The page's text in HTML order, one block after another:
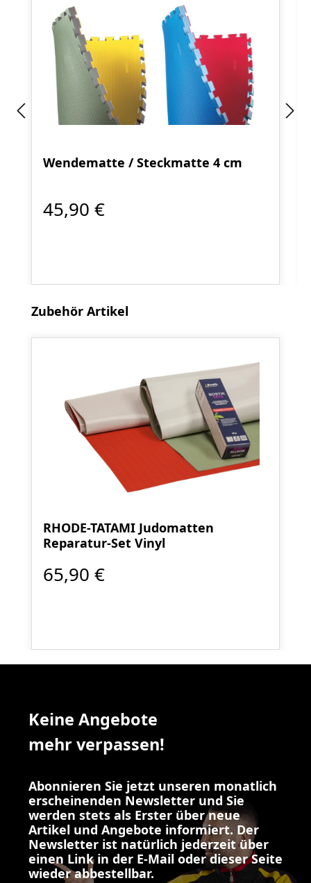
Wendematte / Steckmatte 4 cm
45,90 €
Produktgalerie überspringen
Zubehör Artikel
RHODE-TATAMI Judomatten
Reparatur-Set Vinyl
65,90 €
Keine Angebote
mehr verpassen!
Abonnieren Sie jetzt unseren monatlich
erscheinenden Newsletter und Sie
werden stets als Erster über neue
Artikel und Angebote informiert. Der
Newsletter ist natürlich jederzeit über
einen Link in der E-Mail oder dieser Seite
wieder abbestellbar.